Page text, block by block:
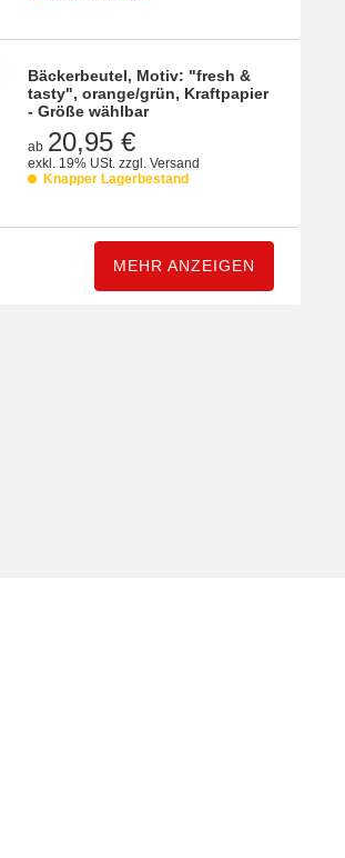
Bäckerbeutel, Motiv: "fresh &
tasty", orange/grün, Kraftpapier
- Größe wählbar
ab 20,95 €
exkl. 19% USt. zzgl.Versand
Knapper Lagerbestand
MEHR ANZEIGEN